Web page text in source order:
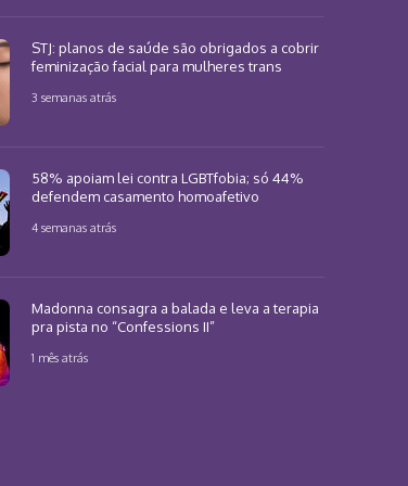
STJ: planos de saúde são obrigados a cobrir
feminização facial para mulheres trans
3 semanas atrás
58% apoiam lei contra LGBTfobia; só 44%
defendem casamento homoafetivo
4 semanas atrás
Madonna consagra a balada e leva a terapia
pra pista no “Confessions II”
1 mês atrás